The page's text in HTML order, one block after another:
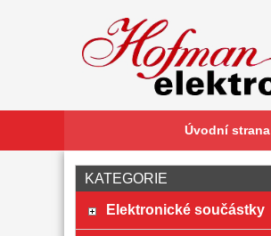
Úvodní strana
KATEGORIE
Elektronické součástky